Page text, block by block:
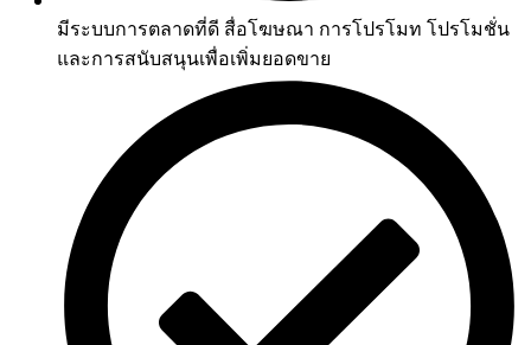
มีระบบการตลาดที่ดี สื่อโฆษณา การโปรโมท โปรโมชั่น
และการสนับสนุนเพื่อเพิ่มยอดขาย